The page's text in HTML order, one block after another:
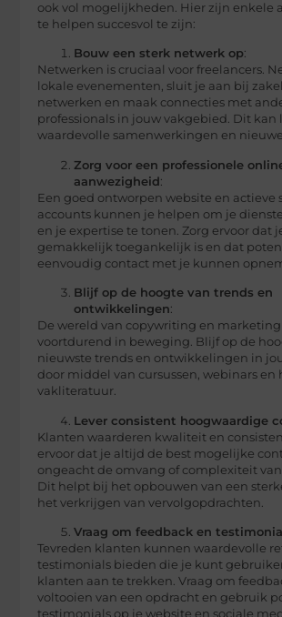
ook vol mogelijkheden. Hier zijn enkele
te helpen succesvol te zijn:
Bouw een sterk netwerk op:
Netwerken is cruciaal voor freelancers.
lokale evenementen, sluit je aan bij
netwerken en maak connecties met
professionals in jouw vakgebied. Dit kan
waardevolle samenwerkingen en
Zorg voor een professionele
aanwezigheid :
Een goed ontworpen website en actieve
accounts kunnen je helpen om je
en je expertise te tonen. Zorg ervoor dat
gemakkelijk toegankelijk is en dat
eenvoudig contact met je kunnen
Blijf op de hoogte van trends en
ontwikkelingen:
De wereld van copywriting en marketing
voortdurend in beweging. Blijf op de
nieuwste trends en ontwikkelingen in
door middel van cursussen, webinars en
vakliteratuur.
Lever consistent hoogwaardige
Klanten waarderen kwaliteit en
ervoor dat je altijd de best mogelijke
ongeacht de omvang of complexiteit van
Dit helpt bij het opbouwen van een
het verkrijgen van vervolgopdrachten.
Vraag om feedback en
Tevreden klanten kunnen waardevolle
testimonials bieden die je kunt
klanten aan te trekken. Vraag om
voltooien van een opdracht en gebruik
testimonials op je website en sociale